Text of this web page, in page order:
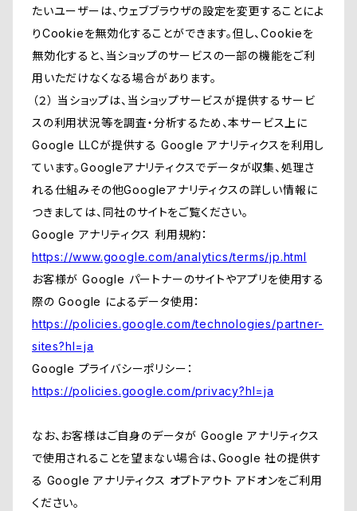
たいユーザーは、ウェブブラウザの設定を変更することによ
りCookieを無効化することができます。但し、Cookieを
無効化すると、当ショップのサービスの一部の機能をご利
用いただけなくなる場合があります。
（２） 当ショップは、当ショップサービスが提供するサービ
スの利用状況等を調査・分析するため、本サービス上に
Google LLCが提供する Google アナリティクスを利用し
ています。Googleアナリティクスでデータが収集、処理さ
れる仕組みその他Googleアナリティクスの詳しい情報に
つきましては、同社のサイトをご覧ください。
Google アナリティクス 利用規約：
https://www.google.com/analytics/terms/jp.html
お客様が Google パートナーのサイトやアプリを使用する
際の Google によるデータ使用：
https://policies.google.com/technologies/partner-
sites?hl=ja
Google プライバシーポリシー：
https://policies.google.com/privacy?hl=ja
なお、お客様はご自身のデータが Google アナリティクス
で使用されることを望まない場合は、Google 社の提供す
る Google アナリティクス オプトアウト アドオンをご利用
ください。